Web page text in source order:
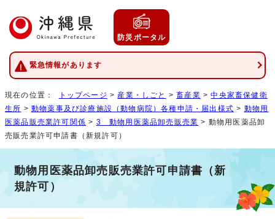
防災ポータル
緊急情報があります
現在の位置： トップページ > 産業・しごと >畜産業 >中央家畜保健衛
生所 >動物薬事及び診療施設（動物病院）各種申請・届出様式 > 動物用
医薬品販売業許可関係 > 3 動物用医薬品卸売販売業 > 動物用医薬品卸
売販売業許可申請書（新規許可）
動物用医薬品卸売販売業許可申請書（新
規許可）